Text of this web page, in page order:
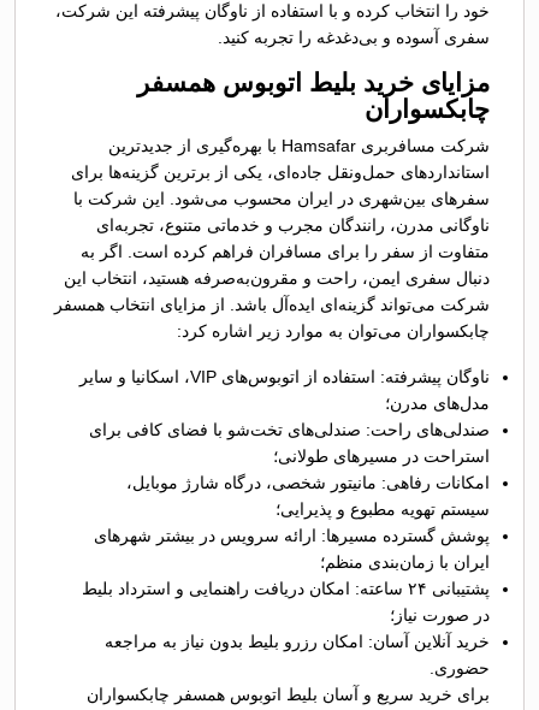
خود را انتخاب کرده و با استفاده از ناوگان پیشرفته این شرکت،
سفری آسوده و بی‌دغدغه را تجربه کنید.
مزایای خرید بلیط اتوبوس همسفر
چابکسواران
شرکت مسافربری Hamsafar با بهره‌گیری از جدیدترین
استانداردهای حمل‌ونقل جاده‌ای، یکی از برترین گزینه‌ها برای
سفرهای بین‌شهری در ایران محسوب می‌شود. این شرکت با
ناوگانی مدرن، رانندگان مجرب و خدماتی متنوع، تجربه‌ای
متفاوت از سفر را برای مسافران فراهم کرده است. اگر به
دنبال سفری ایمن، راحت و مقرون‌به‌صرفه هستید، انتخاب این
شرکت می‌تواند گزینه‌ای ایده‌آل باشد. از مزایای انتخاب همسفر
چابکسواران می‌توان به موارد زیر اشاره کرد:
ناوگان پیشرفته: استفاده از اتوبوس‌های VIP، اسکانیا و سایر
مدل‌های مدرن؛
صندلی‌های راحت: صندلی‌های تخت‌شو با فضای کافی برای
استراحت در مسیرهای طولانی؛
امکانات رفاهی: مانیتور شخصی، درگاه شارژ موبایل،
سیستم تهویه مطبوع و پذیرایی؛
پوشش گسترده مسیرها: ارائه سرویس در بیشتر شهرهای
ایران با زمان‌بندی منظم؛
پشتیبانی ۲۴ ساعته: امکان دریافت راهنمایی و استرداد بلیط
در صورت نیاز؛
خرید آنلاین آسان: امکان رزرو بلیط بدون نیاز به مراجعه
حضوری.
برای خرید سریع و آسان بلیط اتوبوس همسفر چابکسواران